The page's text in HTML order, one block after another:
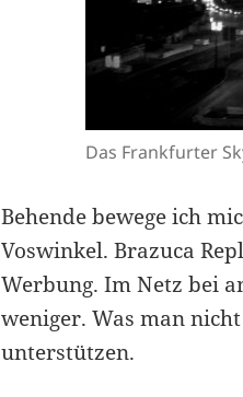
Das Frankfurter
Behende bewege ich
Voswinkel. Brazuca
Werbung. Im Netz bei
weniger. Was man
unterstützen.